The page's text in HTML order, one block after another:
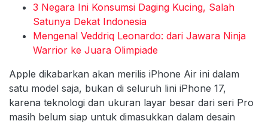
3 Negara Ini Konsumsi Daging Kucing, Salah
Satunya Dekat Indonesia
Mengenal Veddriq Leonardo: dari Jawara Ninja
Warrior ke Juara Olimpiade
Apple dikabarkan akan merilis iPhone Air ini dalam
satu model saja, bukan di seluruh lini iPhone 17,
karena teknologi dan ukuran layar besar dari seri Pro
masih belum siap untuk dimasukkan dalam desain